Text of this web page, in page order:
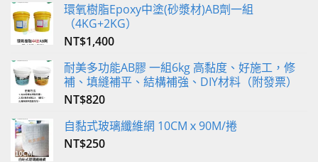
環氧樹脂Epoxy中塗(砂漿材)AB劑一組
（4KG+2KG）
NT$1,400
耐美多功能AB膠 一組6kg 高黏度、好施工，修
補、填縫補平、結構補強、DIY材料（附發票）
NT$820
自黏式玻璃纖維網 10CMｘ90M/捲
NT$250